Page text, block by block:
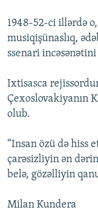
1948-52-ci illərdə
musiqişünaslıq,
ssenari
Ixtisasca
Çexoslovakiyanın
olub.
“Insan özü də hiss
çarəsizliyin ən
belə, gözəlliyin
Milan Kundera